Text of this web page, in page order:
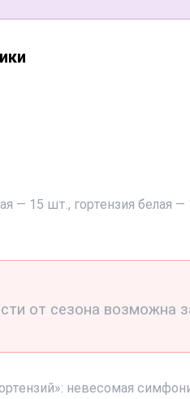
— 15 шт., гортензия белая
от сезона возможна
невесомая